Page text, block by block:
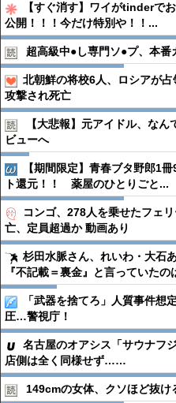
【すぐ消す】ワイがtinderで
公開！！！今だけ特別や！！...
超高級中●︎し専門ソ●︎プ、本番
北朝鮮の将校6人、ロシアが
攻撃され死亡
【大悲報】元アイドル、な
ビューへ
【期間限定】青春ブタ野郎1
ト還元！！ 薬屋のひとりごと...
コンゴ、278人を乗せたフェ
亡、定員超過か 動画あり
杉田水脈さん、れいわ・大石
『不記載＝裏金』と言っていたの
「武器を捨てろ」人質事件想
圧…警視庁！
名古屋のオアシス「サウナフ
店側は全く同様せず……
149cmの女体、クソほど抜け